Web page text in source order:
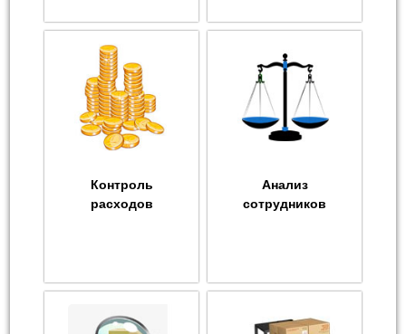
Контроль
расходов
Анализ
сотрудников